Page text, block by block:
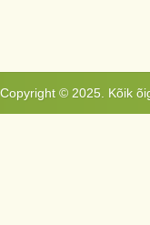
Copyright © 2025. Kõik